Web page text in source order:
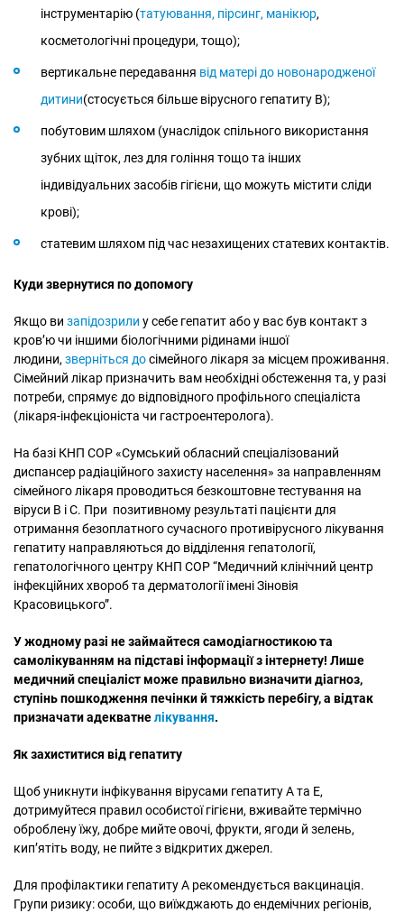
інструментарію (татуювання, пірсинг, манікюр,
косметологічні процедури, тощо);
вертикальне передавання від матері до новонародженої
дитини(стосується більше вірусного гепатиту В);
побутовим шляхом (унаслідок спільного використання
зубних щіток, лез для гоління тощо та інших
індивідуальних засобів гігієни, що можуть містити сліди
крові);
статевим шляхом під час незахищених статевих контактів.
Куди звернутися по допомогу
Якщо ви запідозрили у себе гепатит або у вас був контакт з
кров’ю чи іншими біологічними рідинами іншої
людини, зверніться досімейного лікаря за місцем проживання.
Сімейний лікар призначить вам необхідні обстеження та, у разі
потреби, спрямує до відповідного профільного спеціаліста
(лікаря-інфекціоніста чи гастроентеролога).
На базі КНП СОР «Сумський обласний спеціалізований
диспансер радіаційного захисту населення» за направленням
сімейного лікаря проводиться безкоштовне тестування на
віруси В і С. При позитивному результаті пацієнти для
отримання безоплатного сучасного противірусного лікування
гепатиту направляються до відділення гепатології,
гепатологічного центру КНП СОР “Медичний клінічний центр
інфекційних хвороб та дерматології імені Зіновія
Красовицького”.
У жодному разі не займайтеся самодіагностикою та
самолікуванням на підставі інформації з інтернету! Лише
медичний спеціаліст може правильно визначити діагноз,
ступінь пошкодження печінки й тяжкість перебігу, а відтак
призначати адекватнелікування.
Як захиститися від гепатиту
Щоб уникнути інфікування вірусами гепатиту А та Е,
дотримуйтеся правил особистої гігієни, вживайте термічно
оброблену їжу, добре мийте овочі, фрукти, ягоди й зелень,
кип’ятіть воду, не пийте з відкритих джерел.
Для профілактики гепатиту А рекомендується вакцинація.
Групи ризику: особи, що виїжджають до ендемічних регіонів,